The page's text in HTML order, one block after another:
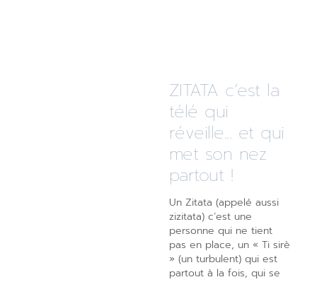
ZITATA c’est la
télé qui
réveille... et qui
met son nez
partout !
Un Zitata (appelé aussi
zizitata) c’est une
personne qui ne tient
pas en place, un « Ti sirè
» (un turbulent) qui est
partout à la fois, qui se